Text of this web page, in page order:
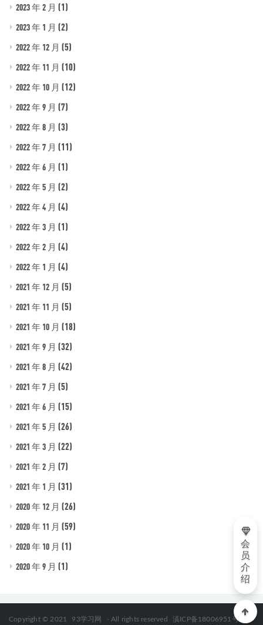
2023 年 2 月 (1)
2023 年 1 月 (2)
2022 年 12 月 (5)
2022 年 11 月 (10)
2022 年 10 月 (12)
2022 年 9 月 (7)
2022 年 8 月 (3)
2022 年 7 月 (11)
2022 年 6 月 (1)
2022 年 5 月 (2)
2022 年 4 月 (4)
2022 年 3 月 (1)
2022 年 2 月 (4)
2022 年 1 月 (4)
2021 年 12 月 (5)
2021 年 11 月 (5)
2021 年 10 月 (18)
2021 年 9 月 (32)
2021 年 8 月 (42)
2021 年 7 月 (5)
2021 年 6 月 (15)
2021 年 5 月 (26)
2021 年 3 月 (22)
2021 年 2 月 (7)
2021 年 1 月 (31)
2020 年 12 月 (26)
2020 年 11 月 (59)
2020 年 10 月 (1)
2020 年 9 月 (1)
Copyright © 2021 93学习网 - All rights reserved 滇ICP备18006951号-2
会
员
介
绍